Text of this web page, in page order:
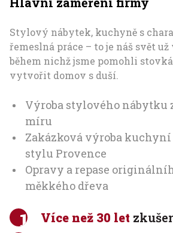
Stylový nábytek, kuchyně s
řemeslná práce – to je náš svět už
během nichž jsme pomohli
vytvořit domov s duší.
Výroba stylového nábytku
míru
Zakázková výroba
stylu Provence
Opravy a repase
měkkého dřeva
Více než 30 let